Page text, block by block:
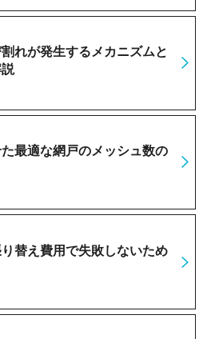
れが発生するメカニズムと
最適な網戸のメッシュ数の
替え費用で失敗しないため